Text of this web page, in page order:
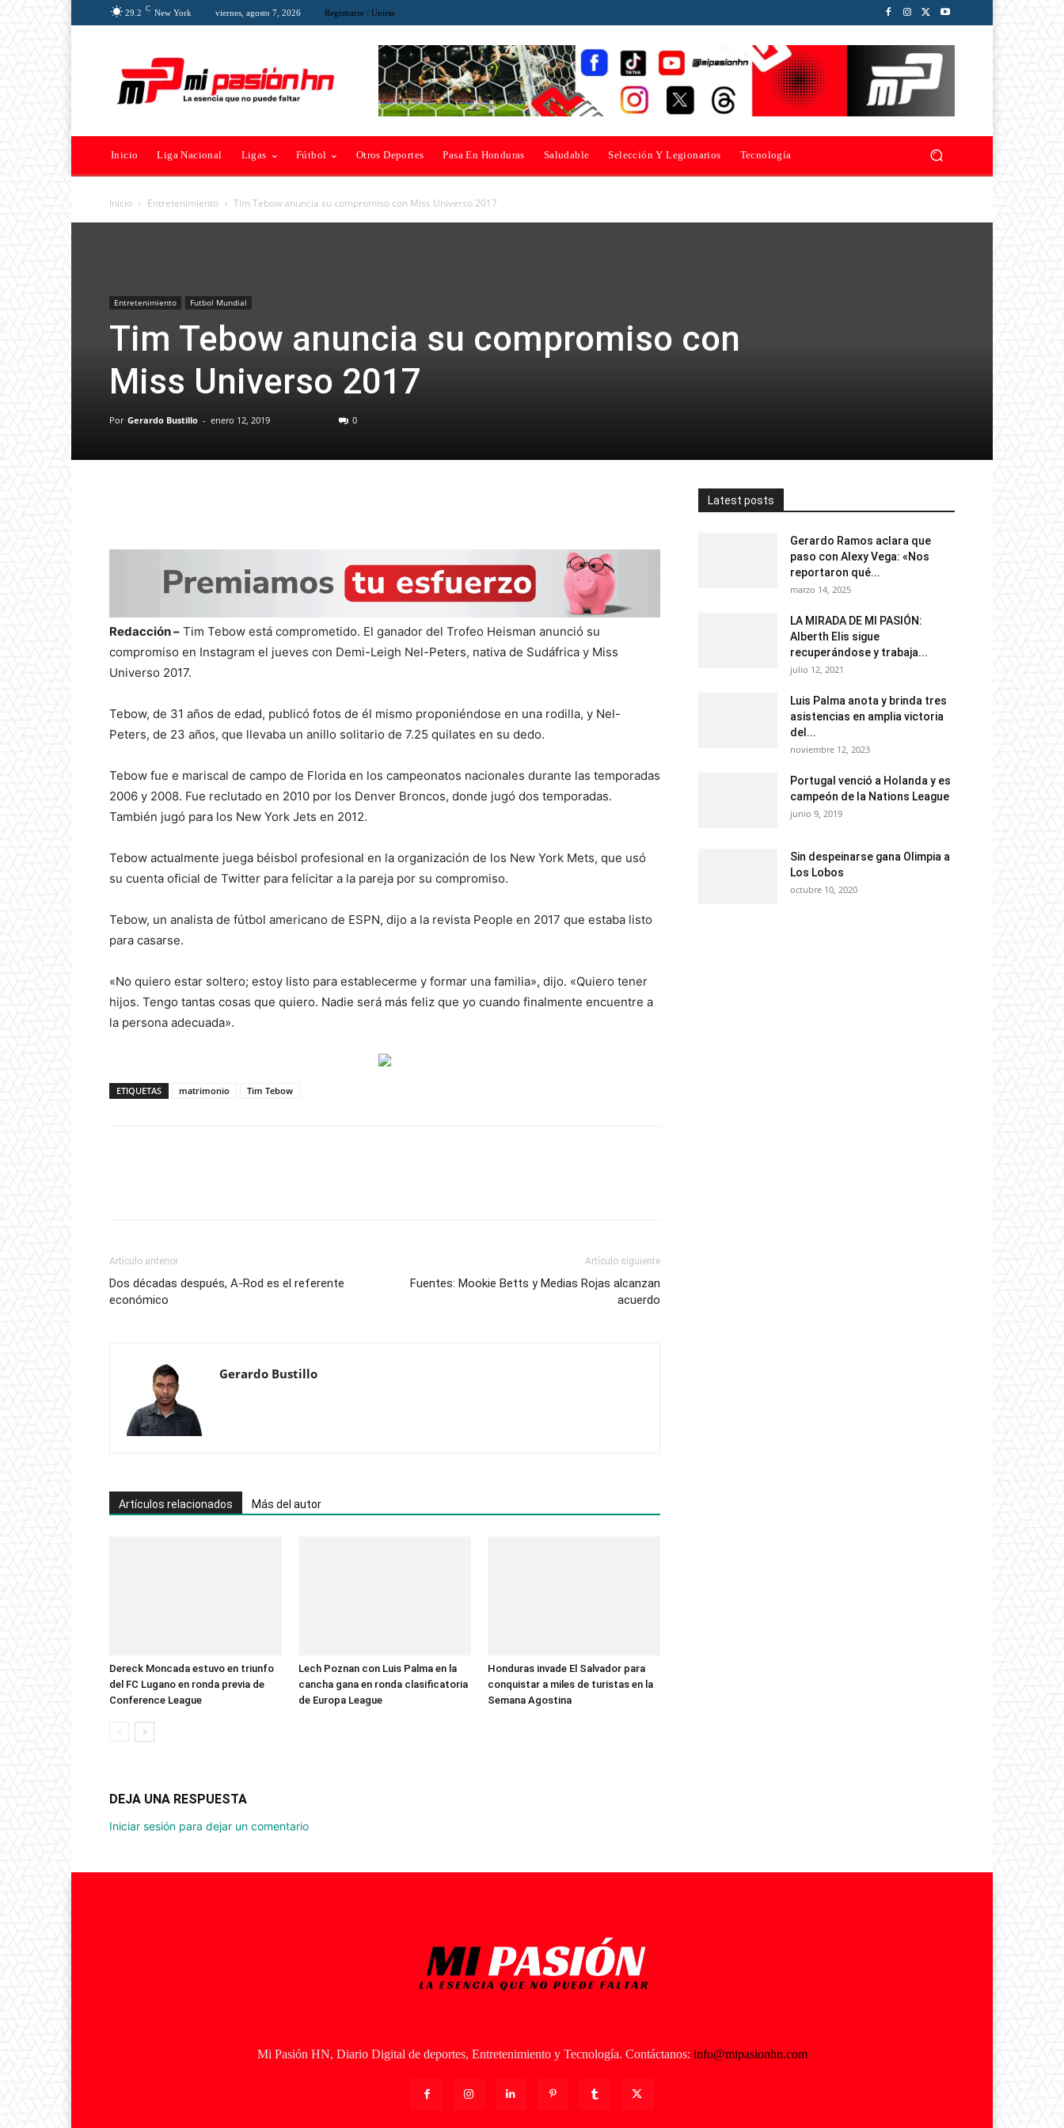
29.2 C New York viernes, agosto 7, 2026 Registrarse / Unirse
Inicio Liga Nacional Ligas Fútbol Otros Deportes Pasa En Honduras Saludable Selección Y Legionarios Tecnología
Inicio Entretenimiento Tim Tebow anuncia su compromiso con Miss Universo 2017
Entretenimiento Futbol Mundial
Tim Tebow anuncia su compromiso con
Miss Universo 2017
Por Gerardo Bustillo - enero 12, 2019 0
Redacción – Tim Tebow está comprometido. El ganador del Trofeo Heisman anunció su
compromiso en Instagram el jueves con Demi-Leigh Nel-Peters, nativa de Sudáfrica y Miss
Universo 2017.
Tebow, de 31 años de edad, publicó fotos de él mismo proponiéndose en una rodilla, y Nel-
Peters, de 23 años, que llevaba un anillo solitario de 7.25 quilates en su dedo.
Tebow fue e mariscal de campo de Florida en los campeonatos nacionales durante las temporadas
2006 y 2008. Fue reclutado en 2010 por los Denver Broncos, donde jugó dos temporadas.
También jugó para los New York Jets en 2012.
Tebow actualmente juega béisbol profesional en la organización de los New York Mets, que usó
su cuenta oficial de Twitter para felicitar a la pareja por su compromiso.
Tebow, un analista de fútbol americano de ESPN, dijo a la revista People en 2017 que estaba listo
para casarse.
«No quiero estar soltero; estoy listo para establecerme y formar una familia», dijo. «Quiero tener
hijos. Tengo tantas cosas que quiero. Nadie será más feliz que yo cuando finalmente encuentre a
la persona adecuada».
ETIQUETAS matrimonio Tim Tebow
Artículo anterior
Dos décadas después, A-Rod es el referente
económico
Artículo siguiente
Fuentes: Mookie Betts y Medias Rojas alcanzan
acuerdo
Gerardo Bustillo
Artículos relacionados Más del autor
Dereck Moncada estuvo en triunfo
del FC Lugano en ronda previa de
Conference League
Lech Poznan con Luis Palma en la
cancha gana en ronda clasificatoria
de Europa League
Honduras invade El Salvador para
conquistar a miles de turistas en la
Semana Agostina
DEJA UNA RESPUESTA
Iniciar sesión para dejar un comentario
Latest posts
Gerardo Ramos aclara que
paso con Alexy Vega: «Nos
reportaron qué...
marzo 14, 2025
LA MIRADA DE MI PASIÓN:
Alberth Elis sigue
recuperándose y trabaja...
julio 12, 2021
Luis Palma anota y brinda tres
asistencias en amplia victoria
del...
noviembre 12, 2023
Portugal venció a Holanda y es
campeón de la Nations League
junio 9, 2019
Sin despeinarse gana Olimpia a
Los Lobos
octubre 10, 2020
Mi Pasión HN, Diario Digital de deportes, Entretenimiento y Tecnología. Contáctanos: info@mipasionhn.com